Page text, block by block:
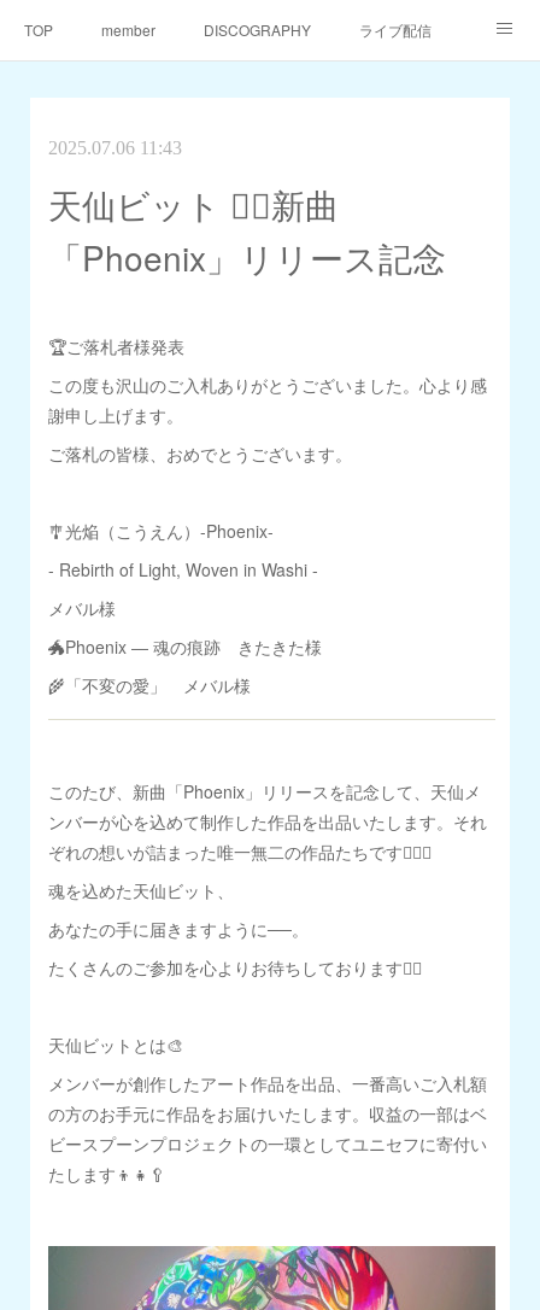
TOP member DISCOGRAPHY ライブ配信
2025.07.06 11:43
天仙ビット 🐦‍🔥新曲
「Phoenix」リリース記念
🏆ご落札者様発表
この度も沢山のご入札ありがとうございました。心より感
謝申し上げます。
ご落札の皆様、おめでとうございます。
🎐光焔（こうえん）-Phoenix-
- Rebirth of Light, Woven in Washi -
メバル様
🐲Phoenix ― 魂の痕跡 きたきた様
🌾「不変の愛」 メバル様
このたび、新曲「Phoenix」リリースを記念して、天仙メ
ンバーが心を込めて制作した作品を出品いたします。それ
ぞれの想いが詰まった唯一無二の作品たちです🐦‍🔥🎨
魂を込めた天仙ビット、
あなたの手に届きますように──。
たくさんのご参加を心よりお待ちしております🐦‍🔥
天仙ビットとは🎨
メンバーが創作したアート作品を出品、一番高いご入札額
の方のお手元に作品をお届けいたします。収益の一部はベ
ビースプーンプロジェクトの一環としてユニセフに寄付い
たします👦👧🥄